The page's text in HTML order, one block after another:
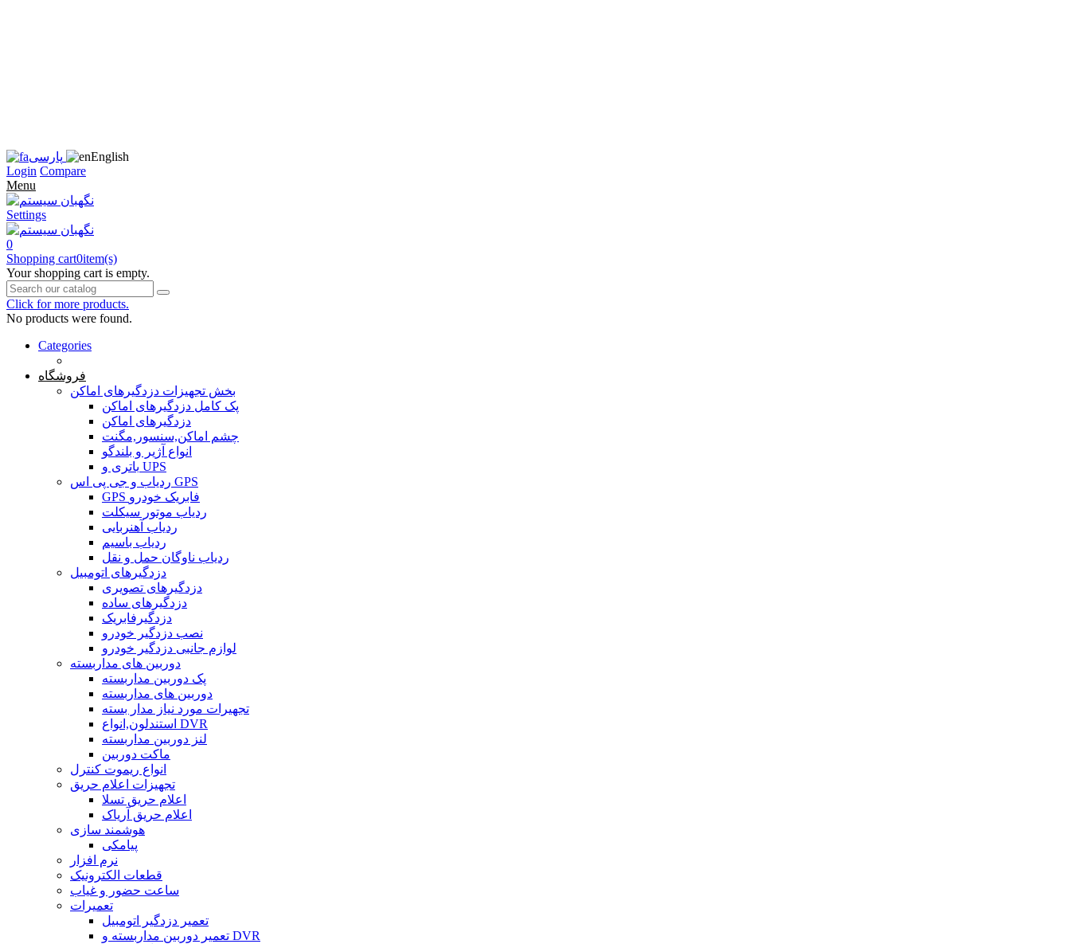
پارسی
English
Login Compare
Menu
Settings
0
Shopping cart0item(s)
Your shopping cart is empty.
Click for more products.
No products were found.
Categories
فروشگاه
بخش تجهیزات دزدگیرهای اماکن
پک کامل دزدگیرهای اماکن
دزدگیرهای اماکن
چشم اماکن,سنسور,مگنت
انواع آژیر و بلندگو
باتری و UPS
ردیاب و جی پی اس GPS
GPS فابریک خودرو
ردیاب موتور سیکلت
ردیاب آهنربایی
ردیاب باسیم
ردیاب ناوگان حمل و نقل
دزدگیرهای اتومبیل
دزدگیرهای تصویری
دزدگیرهای ساده
دزدگیرفابریک
نصب دزدگیر خودرو
لوازم جانبی دزدگیر خودرو
دوربین های مداربسته
پک دوربین مداربسته
دوربین های مداربسته
تجهیرات مورد نیاز مدار بسته
استندلون,انواع DVR
لنز دوربین مداربسته
ماکت دوربین
انواع ریموت کنترل
تجهیزات اعلام حریق
اعلام حریق تسلا
اعلام حریق آریاک
هوشمند سازی
پیامکی
نرم افزار
قطعات الکترونیک
ساعت حضور و غیاب
تعمیرات
تعمیر دزدگیر اتومبیل
تعمیر دوربین مداربسته و DVR